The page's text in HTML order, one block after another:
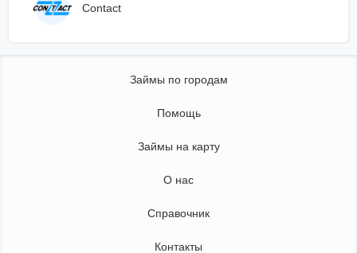
Сontact
Займы по городам
Помощь
Займы на карту
О нас
Справочник
Контакты